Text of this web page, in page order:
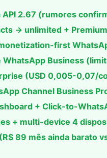
2.67 (rumores
→ unlimited +
first
Business
(USD 0,005-0,07/
Channel Business
+ Click-to-
+ multi-device 4
89 mês ainda barato